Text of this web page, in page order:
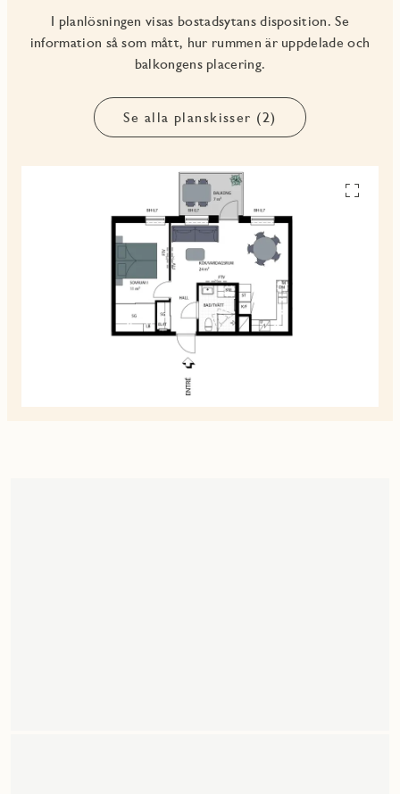
I planlösningen visas bostadsytans disposition. Se
information så som mått, hur rummen är uppdelade och
balkongens placering.
Se alla planskisser (2)
Se